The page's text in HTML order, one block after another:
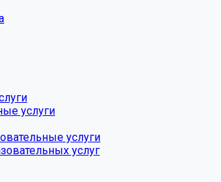
услуги
услуги
услуг